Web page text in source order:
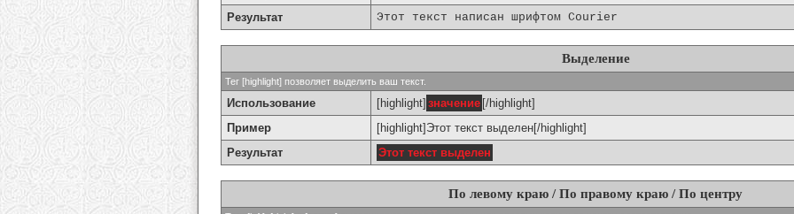
Результат
Этот текст написан шрифтом Courier
Выделение
Тег [highlight] позволяет выделить ваш текст.
Использование [highlight] значение [/highlight]
Пример
[highlight]Этот текст выделен[/highlight]
Результат
Этот текст выделен
По левому краю / По правому краю / По центру